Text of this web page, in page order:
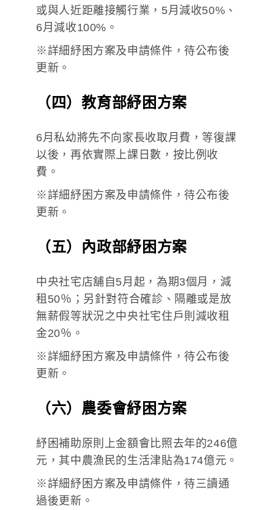
或與人近距離接觸行業，5月減收50%、
6月減收100%。
※詳細紓困方案及申請條件，待公布後
更新。
（四）教育部紓困方案
6月私幼將先不向家長收取月費，等復課
以後，再依實際上課日數，按比例收
費。
※詳細紓困方案及申請條件，待公布後
更新。
（五）內政部紓困方案
中央社宅店舖自5月起，為期3個月，減
租50％；另針對符合確診、隔離或是放
無薪假等狀況之中央社宅住戶則減收租
金20％。
※詳細紓困方案及申請條件，待公布後
更新。
（六）農委會紓困方案
紓困補助原則上金額會比照去年的246億
元，其中農漁民的生活津貼為174億元。
※詳細紓困方案及申請條件，待三讀通
過後更新。